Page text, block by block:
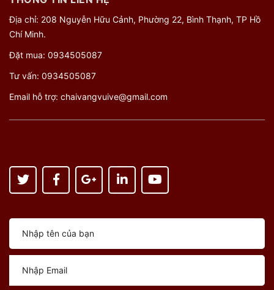
Địa chỉ: 208 Nguyễn Hữu Cảnh, Phường 22, Bình Thạnh, TP Hồ
Chí Minh.
Đặt mua: 0934505087
Tư vấn: 0934505087
Email hỗ trợ: chaivangvuive@gmail.com